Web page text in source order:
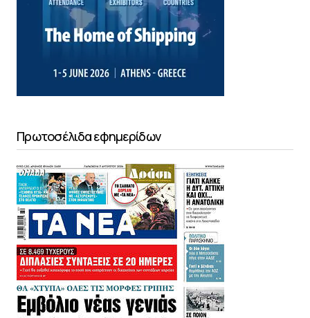
Πρωτοσέλιδα εφημερίδων